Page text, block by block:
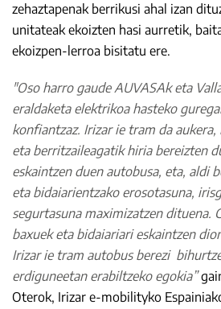
zehaztapenak berrikusi ahal izan
unitateak ekoizten hasi aurretik,
ekoizpen-lerroa bisitatu ere.
"Oso harro gaude AUVASAk eta
eraldaketa elektrikoa hasteko
konfiantzaz. Irizar ie tram da
eta berritzaileagatik hiria bereizten
eskaintzen duen autobusa, eta, aldi
eta bidaiarientzako erosotasuna,
segurtasuna maximizatzen dituena.
baxuek eta bidaiariari eskaintzen
Irizar ie tram autobus berezi
erdiguneetan erabiltzeko egokia”
Oterok, Irizar e-mobilityko